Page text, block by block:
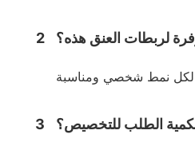
2 لربطات العنق هذه؟
3 لكمية الطلب للتخصيص؟